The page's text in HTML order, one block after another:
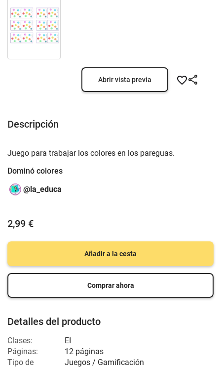
Abrir vista previa
Descripción
Juego para trabajar los colores en los pareguas.
Dominó colores
@la_educa
2,99 €
Añadir a la cesta
Comprar ahora
Detalles del producto
Clases:
EI
Páginas:
12 páginas
Tipo de
Juegos / Gamificación